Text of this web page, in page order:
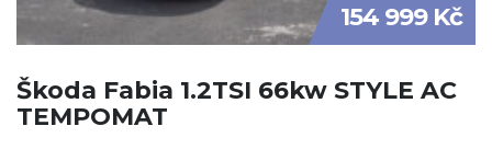
154 999 Kč
Škoda Fabia 1.2TSI 66kw STYLE AC
TEMPOMAT